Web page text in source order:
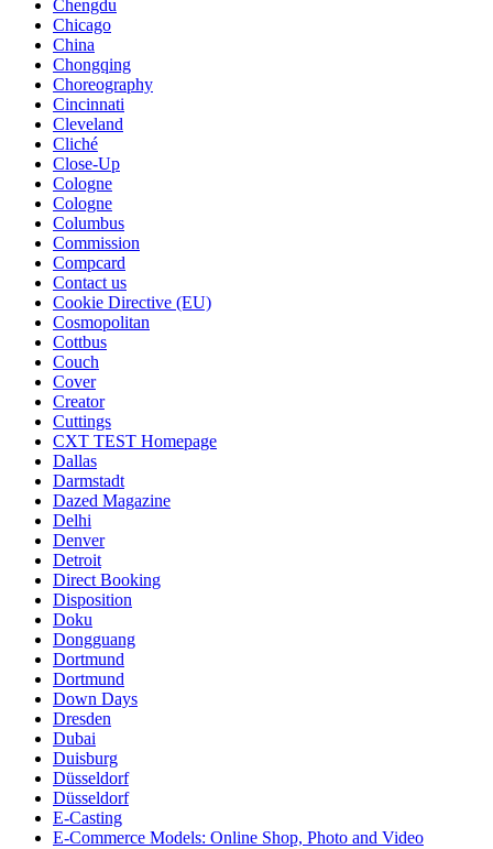
Chengdu
Chicago
China
Chongqing
Choreography
Cincinnati
Cleveland
Cliché
Close-Up
Cologne
Cologne
Columbus
Commission
Compcard
Contact us
Cookie Directive (EU)
Cosmopolitan
Cottbus
Couch
Cover
Creator
Cuttings
CXT TEST Homepage
Dallas
Darmstadt
Dazed Magazine
Delhi
Denver
Detroit
Direct Booking
Disposition
Doku
Dongguang
Dortmund
Dortmund
Down Days
Dresden
Dubai
Duisburg
Düsseldorf
Düsseldorf
E-Casting
E-Commerce Models: Online Shop, Photo and Video